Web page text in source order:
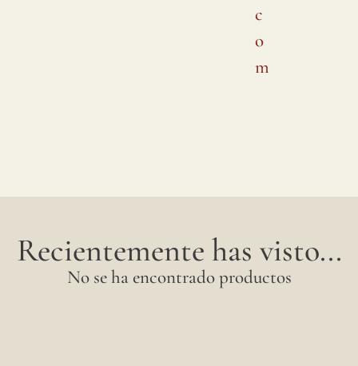
c
o
m
Recientemente has visto...
No se ha encontrado productos